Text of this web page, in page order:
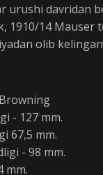
urushi davridan
1910/14 Mauser
olib
- 127 mm.
67,5 mm.
- 98 mm.
mm.